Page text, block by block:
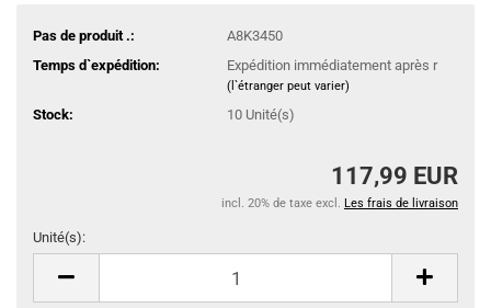
Pas de produit .:
A8K3450
Temps d`expédition:
Expédition immédiatement après r
(l`étranger peut varier)
Stock: 10 Unité(s)
117,99 EUR
incl. 20% de taxe excl. Les frais de livraison
Unité(s):